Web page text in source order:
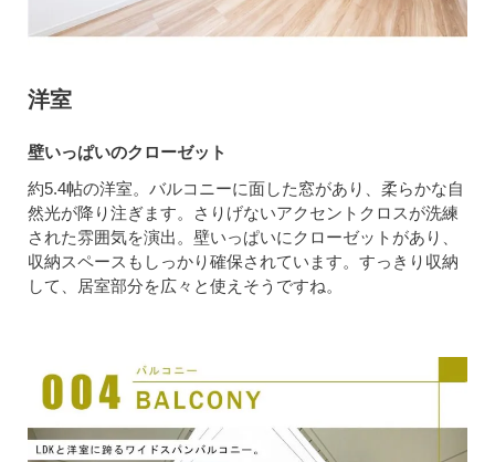
洋室
壁いっぱいのクローゼット
約5.4帖の洋室。バルコニーに面した窓があり、柔らかな自
然光が降り注ぎます。さりげないアクセントクロスが洗練
された雰囲気を演出。壁いっぱいにクローゼットがあり、
収納スペースもしっかり確保されています。すっきり収納
して、居室部分を広々と使えそうですね。